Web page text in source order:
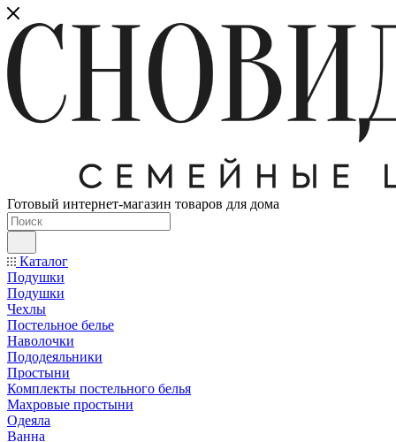
Готовый интернет-магазин товаров для дома
Каталог
Подушки
Подушки
Чехлы
Постельное белье
Наволочки
Пододеяльники
Простыни
Комплекты постельного белья
Махровые простыни
Одеяла
Ванна